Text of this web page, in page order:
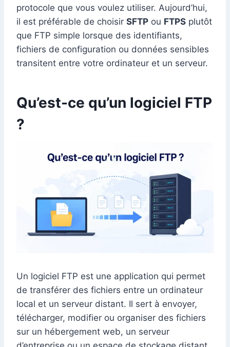
protocole que vous voulez utiliser. Aujourd’hui,
il est préférable de choisir SFTP ou FTPS plutôt
que FTP simple lorsque des identifiants,
fichiers de configuration ou données sensibles
transitent entre votre ordinateur et un serveur.
Qu’est-ce qu’un logiciel FTP
?
Un logiciel FTP est une application qui permet
de transférer des fichiers entre un ordinateur
local et un serveur distant. Il sert à envoyer,
télécharger, modifier ou organiser des fichiers
sur un hébergement web, un serveur